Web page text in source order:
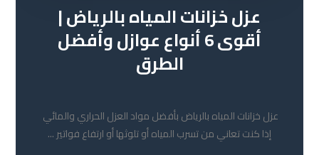
عزل خزانات المياه بالرياض |
أقوى 6 أنواع عوازل وأفضل
الطرق
عزل خزانات المياه بالرياض بأفضل مواد العزل الحراري والمائي
إذا كنت تعاني من تسرب المياه أو تلوثها أو ارتفاع فواتير ...